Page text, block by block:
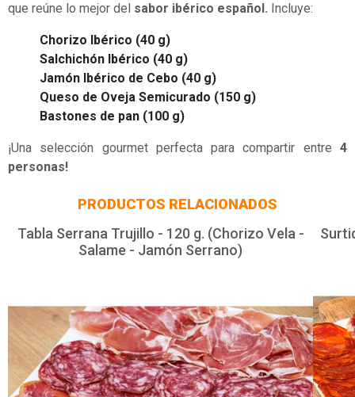
que reúne lo mejor del sabor ibérico español. Incluye:
Chorizo Ibérico (40 g)
Salchichón Ibérico (40 g)
Jamón Ibérico de Cebo (40 g)
Queso de Oveja Semicurado (150 g)
Bastones de pan (100 g)
¡Una selección gourmet perfecta para compartir entre 4
personas!
PRODUCTOS RELACIONADOS
Tabla Serrana Trujillo - 120 g. (Chorizo Vela -
Salame - Jamón Serrano)